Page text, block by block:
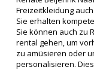
Freizeitkleidung
Sie erhalten
Sie können auch zu
rental gehen, um
zu amüsieren oder
personalisieren.